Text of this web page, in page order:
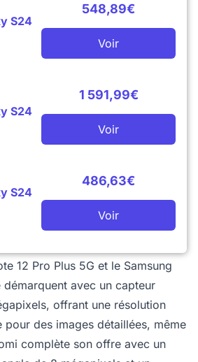
S24
548,89€
Voir
S24
1 591,99€
Voir
S24
486,63€
Voir
12 Pro Plus 5G et le Samsung
démarquent avec un capteur
offrant une résolution
pour des images détaillées, même
complète son offre avec un